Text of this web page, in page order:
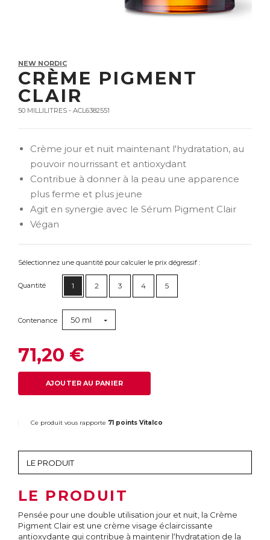
NEW NORDIC
CRÈME PIGMENT
CLAIR
50 MILLILITRES - ACL6382551
Crème jour et nuit maintenant l'hydratation, au
pouvoir nourrissant et antioxydant
Contribue à donner à la peau une apparence
plus ferme et plus jeune
Agit en synergie avec le Sérum Pigment Clair
Végan
Sélectionnez une quantité pour calculer le prix dégressif :
Quantité 1 2 3 4 5
Contenance 50 ml
71,20 €
AJOUTER AU PANIER
Ce produit vous rapporte 71 points Vitalco
LE PRODUIT
Pensée pour une double utilisation jour et nuit, la Crème
Pigment Clair est une crème visage éclaircissante
antioxydante qui contribue à maintenir l‘hydratation de la